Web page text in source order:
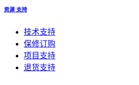
资源 支持
技术支持
保修订购
项目支持
退货支持